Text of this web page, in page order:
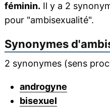
féminin. Il y a 2
pour "ambisexualité".
Synonymes d'
2 synonymes (sens
androgyne
bisexuel